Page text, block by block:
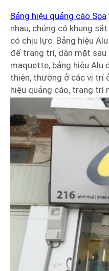
Bảng hiệu quảng cáo Spa
nhau, chúng có khung
có chịu lực. Bảng hiệu
để trang trí, dán mặt sau
maquette, bảng hiệu Alu
thiện, thường ở các vị trí
hiệu quảng cáo, trang trí